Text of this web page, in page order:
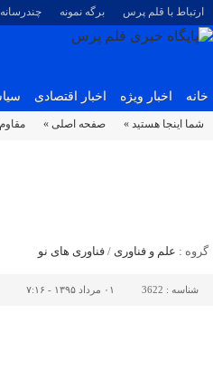
ارتباط با قلم پرس برگه نمونه
خانه اخبار ویژه اخبار اقتصادی
شما اینجا هستید » صفحه اصلی »
گروه : علم و فناوری / فناوری های نو
شناسه : 3622 ۰۱ مرداد ۱۳۹۵ - ۷:۱۶